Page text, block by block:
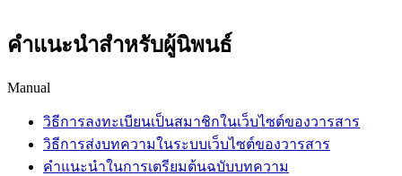
คำแนะนำสำหรับผู้นิพนธ์
Manual
วิธีการลงทะเบียนเป็นสมาชิกในเว็บไซต์ของวารสาร
วิธีการส่งบทความในระบบเว็บไซต์ของวารสาร
คำแนะนำในการเตรียมต้นฉบับบทความ